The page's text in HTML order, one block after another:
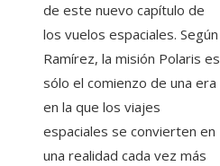
de este nuevo capítulo de
los vuelos espaciales. Según
Ramírez, la misión Polaris es
sólo el comienzo de una era
en la que los viajes
espaciales se convierten en
una realidad cada vez más